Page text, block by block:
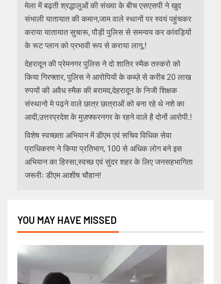
मेला में बढ़ती श्रद्धालुओं की संख्या के बीच एसएसपी ने खुद
संभाली यातायात की कमान,जाम वाले स्थानों पर स्वयं पहुंचकर
कराया यातायात सुचारू, पौड़ी पुलिस से समन्वय कर कांवड़ियों
के रूट प्लान को प्रभावी रूप से कराया लागू.!
देहरादून की प्रेमनगर पुलिस ने दो शातिर स्मैक तस्करो को
किया गिरफ्तार, पुलिस ने आरोपियों के कब्ज़े से करीब 20 लाख
रुपयों की अवैध स्मैक की बरामद,देहरादून के निजी शिक्षक
संस्थानो मे पढ़ने वाले छात्र छात्राओं को बना रहे थे नशे का
आदी,उत्तरप्रदेश के मुज़फ्फरनगर के रहने वाले है दोनों आरोपी.!
विशेष स्वच्छता अभियान में डीएम एवं सचिव विधिक सेवा
प्राधिकरण ने किया प्रतिभाग, 100 से अधिक लोग बने इस
अभियान का हिस्सा,स्वच्छ एवं सुंदर शहर के लिए जनसहभागिता
जरूरीः डीएम आशीष चौहान!
YOU MAY HAVE MISSED